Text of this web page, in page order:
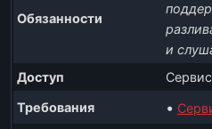
Обязанности
и
Доступ
Требования